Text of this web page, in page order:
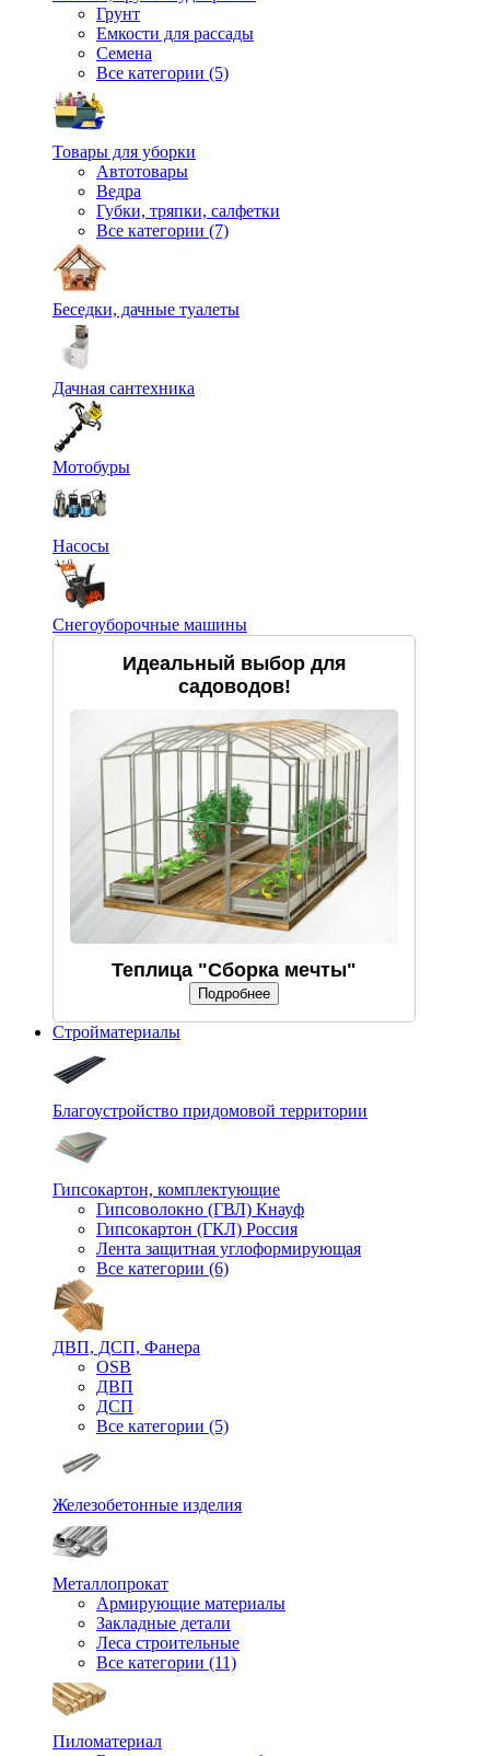
Грунт
Емкости для рассады
Семена
Все категории (5)
Товары для уборки
Автотовары
Ведра
Губки, тряпки, салфетки
Все категории (7)
Беседки, дачные туалеты
Дачная сантехника
Мотобуры
Насосы
Снегоуборочные машины
Идеальный выбор для
садоводов!
Теплица "Сборка мечты"
Подробнее
Стройматериалы
Благоустройство придомовой территории
Гипсокартон, комплектующие
Гипсоволокно (ГВЛ) Кнауф
Гипсокартон (ГКЛ) Россия
Лента защитная углоформирующая
Все категории (6)
ДВП, ДСП, Фанера
OSB
ДВП
ДСП
Все категории (5)
Железобетонные изделия
Металлопрокат
Армирующие материалы
Закладные детали
Леса строительные
Все категории (11)
Пиломатериал